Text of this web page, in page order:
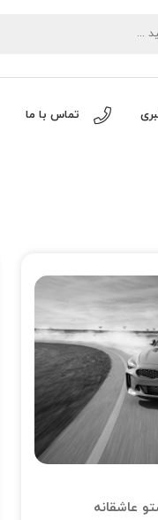
تماس با ما